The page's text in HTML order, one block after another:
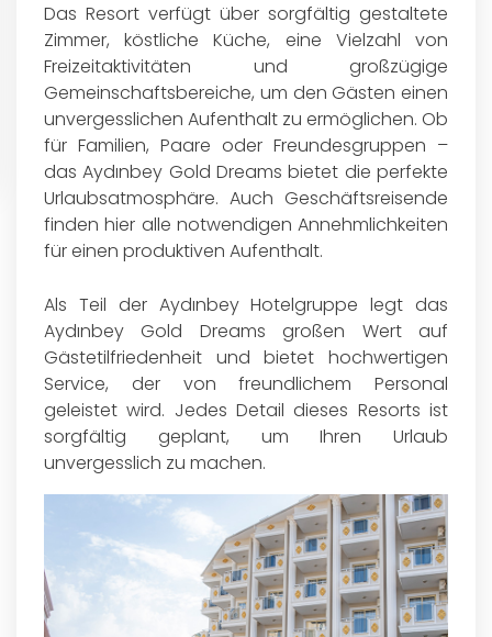
Das Resort verfügt über sorgfältig gestaltete
Zimmer, köstliche Küche, eine Vielzahl von
Freizeitaktivitäten und großzügige
Gemeinschaftsbereiche, um den Gästen einen
unvergesslichen Aufenthalt zu ermöglichen. Ob
für Familien, Paare oder Freundesgruppen –
das Aydınbey Gold Dreams bietet die perfekte
Urlaubsatmosphäre. Auch Geschäftsreisende
finden hier alle notwendigen Annehmlichkeiten
für einen produktiven Aufenthalt.
Als Teil der Aydınbey Hotelgruppe legt das
Aydınbey Gold Dreams großen Wert auf
Gästetilfriedenheit und bietet hochwertigen
Service, der von freundlichem Personal
geleistet wird. Jedes Detail dieses Resorts ist
sorgfältig geplant, um Ihren Urlaub
unvergesslich zu machen.